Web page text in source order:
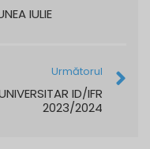
IULIE
Următorul
ID/IFR
2023/2024